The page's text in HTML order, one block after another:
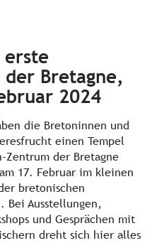
erste
Bretagne,
2024
die Bretoninnen und
einen Tempel
Zentrum der Bretagne
17. Februar im kleinen
bretonischen
Bei Ausstellungen,
und Gesprächen mit
dreht sich hier alles